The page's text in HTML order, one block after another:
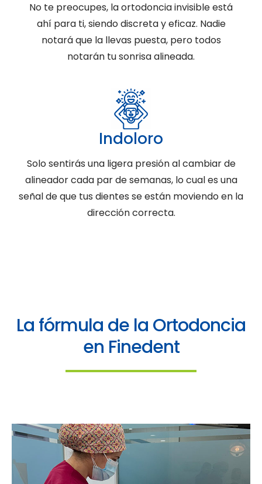
No te preocupes, la ortodoncia invisible está
ahí para ti, siendo discreta y eficaz. Nadie
notará que la llevas puesta, pero todos
notarán tu sonrisa alineada.
Indoloro
Solo sentirás una ligera presión al cambiar de
alineador cada par de semanas, lo cual es una
señal de que tus dientes se están moviendo en la
dirección correcta.
La fórmula de la Ortodoncia
en Finedent